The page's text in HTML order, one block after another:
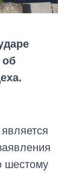
об
шестому